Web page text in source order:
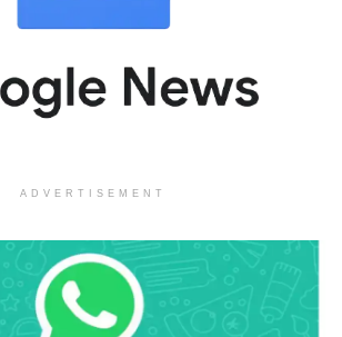
ADVERTISEMENT